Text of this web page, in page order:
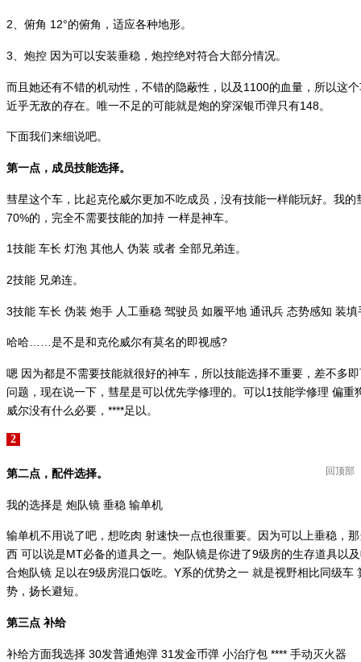
2、俯角 12°的俯角，适应各种地形。
3、炮控 因为可以安装垂稳，炮控绝对符合大部分情况。
而且她还有不错的机动性，不错的隐蔽性，以及1100的血量，所以这
近乎无敌的存在。唯一不足的可能就是炮的穿深银币弹只有148。
下面我们来细说吧。
第一点，成员技能选择。
彗星这个车，比起克伦威尔更加不吃成员，没有技能一样能玩好。我
70%的，完全不需要技能的加持 一样是神车。
1技能 车长 灯泡 其他人 伪装 或者 全部兄弟连。
2技能 兄弟连。
3技能 车长 伪装 炮手 人工垂稳 驾驶员 如履平地 通讯兵 态势感知 装填
哈哈……是不是和克伦威尔有莫名的即视感?
嗯 因为都是不需要技能就很好的神车，所以技能选择不重要，差不多
问题，现在说一下，彗星是可以优先学修理的。可以1技能学修理 偏重
威尔没有什么必要，****足以。
2
回顶部
第二点，配件选择。
我的选择是 炮队镜 垂稳 输单机
输单机不用说了吧，想吃肉 射速快一点也很重要。因为可以上垂稳，
西 可以说是MT必备的道具之一。炮队镜是你进了9级房的生存道具以
合炮队镜 足以在9级房混口饭吃。Y系的优势之一 就是视野相比同级车
势，扬长避短。
第三点 补给
补给方面我选择 30发普通炮弹 31发金币弹 小治疗包 **** 手动灭火器